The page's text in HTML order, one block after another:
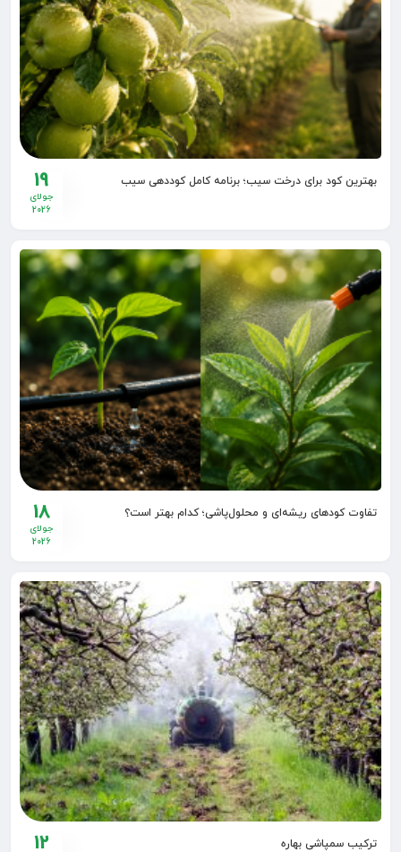
19
جولای
2026
بهترین کود برای درخت سیب؛ برنامه کامل کوددهی سیب
18
جولای
2026
تفاوت کودهای ریشه‌ای و محلول‌پاشی؛ کدام بهتر است؟
12 ترکیب سمپاشی بهاره